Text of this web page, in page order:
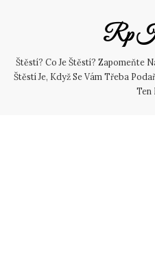
Rp
Štěstí? Co Je Štěstí? Zapomeňte
Štěstí Je, Když Se Vám Třeba
Ten